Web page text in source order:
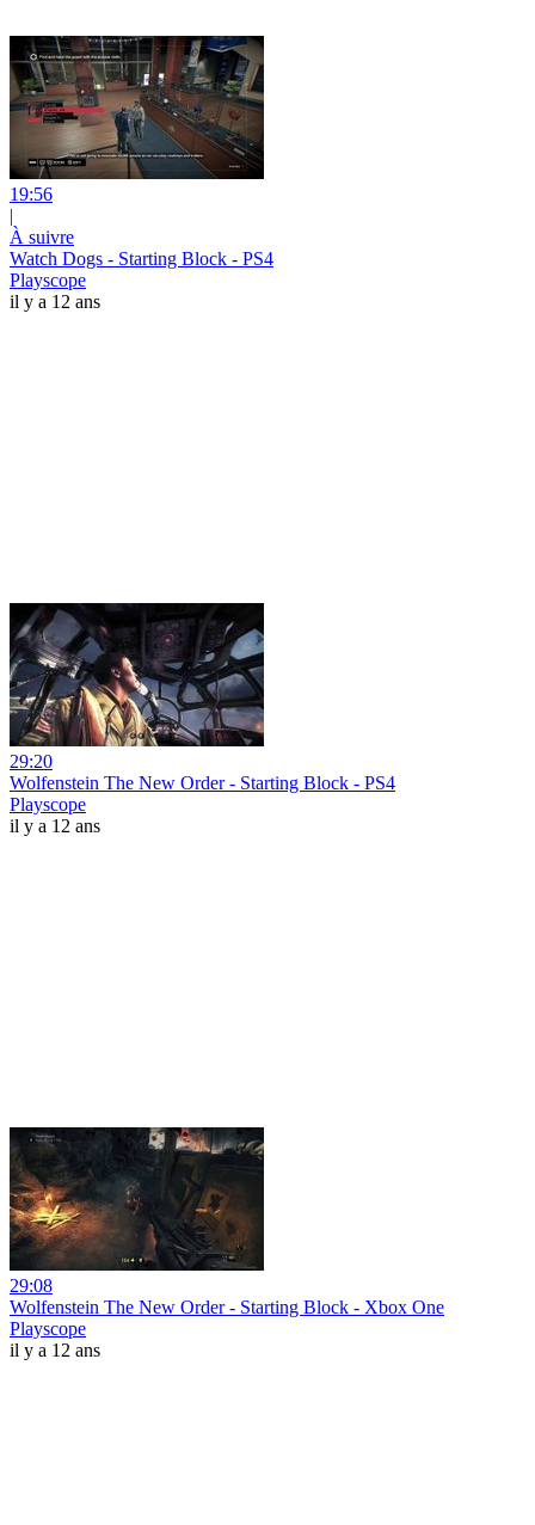
19:56
|
À suivre
Watch Dogs - Starting Block - PS4
Playscope
il y a 12 ans
29:20
Wolfenstein The New Order - Starting Block - PS4
Playscope
il y a 12 ans
29:08
Wolfenstein The New Order - Starting Block - Xbox One
Playscope
il y a 12 ans